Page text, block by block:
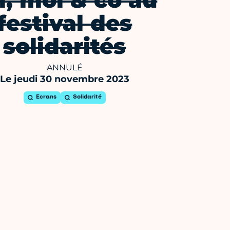
des
solidarités
ANNULÉ
Le jeudi 30 novembre 2023
Ecrans Solidarité